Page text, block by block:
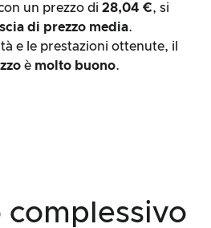
un prezzo di 28,04 €, si
di prezzo media.
e le prestazioni ottenute, il
è molto buono.
complessivo